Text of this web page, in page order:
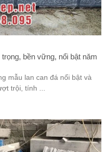
bền vững, nổi bật năm
mẫu lan can đá nổi bật và
trội, tính ...